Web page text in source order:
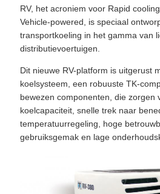
RV, het acroniem voor Rapid
Vehicle-powered, is speciaal
transportkoeling in het gamma van
distributievoertuigen.
Dit nieuwe RV-platform is uitgerust
koelsysteem, een robuuste TK-
bewezen componenten, die zorgen
koelcapaciteit, snelle trek naar
temperatuurregeling, hoge
gebruiksgemak en lage